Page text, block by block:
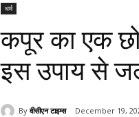
धर्म
कपूर का एक
इस उपाय से
By वीसीएन टाइम्स December 19,